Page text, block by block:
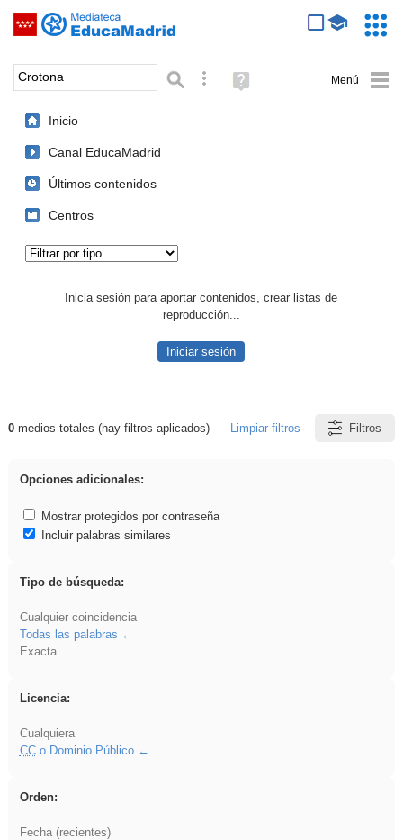
Saltar navegación
Palabra o frase: Búsqueda avanzada
Ayuda
(en
Inicio
Canal EducaMadrid
Últimos contenidos
Centros
Inicia sesión para aportar contenidos, crear listas de
reproducción...
Iniciar sesión
Resultados de: Crotona
0medios totales (hay filtros aplicados) Limpiar filtros Filtros
Opciones adicionales:
Mostrar protegidos por contraseña
Incluir palabras similares
Tipo de búsqueda:
Cualquier coincidencia
Todas las palabras
Exacta
Licencia:
Cualquiera
CCo Dominio Público
Orden:
Fecha (recientes)